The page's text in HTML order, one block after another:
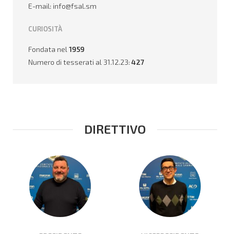
E-mail: info@fsal.sm
CURIOSITÀ
Fondata nel 1959
Numero di tesserati al 31.12.23: 427
DIRETTIVO